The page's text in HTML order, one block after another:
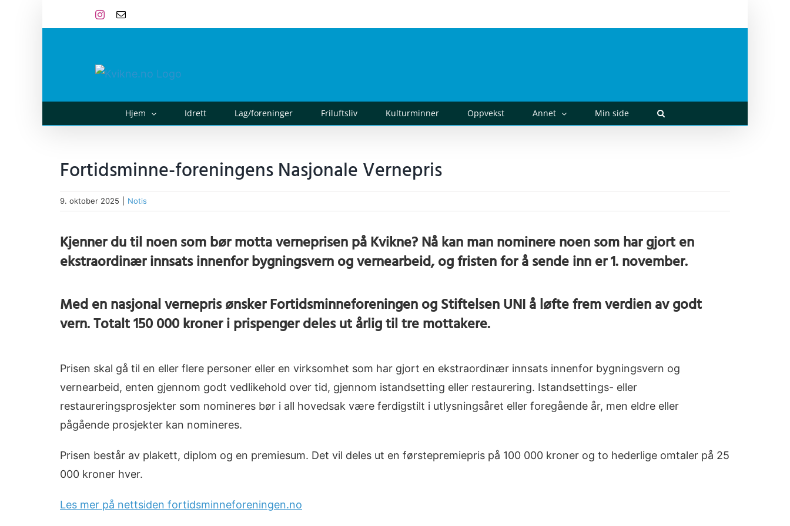
Instagram
E-
Hjem Idrett Lag/foreninger Friluftsliv Kulturminner Oppvekst Annet Min side
Fortidsminne-foreningens Nasjonale Vernepris
9. oktober 2025 Notis
Kjenner du til noen som bør motta verneprisen på Kvikne? Nå kan man nominere noen som har gjort en
ekstraordinær innsats innenfor bygningsvern og vernearbeid, og fristen for å sende inn er 1. november.
Med en nasjonal vernepris ønsker Fortidsminneforeningen og Stiftelsen UNI å løfte frem verdien av godt
vern. Totalt 150 000 kroner i prispenger deles ut årlig til tre mottakere.
Prisen skal gå til en eller flere personer eller en virksomhet som har gjort en ekstraordinær innsats innenfor bygningsvern og
vernearbeid, enten gjennom godt vedlikehold over tid, gjennom istandsetting eller restaurering. Istandsettings- eller
restaureringsprosjekter som nomineres bør i all hovedsak være ferdigstilt i utlysningsåret eller foregående år, men eldre eller
pågående prosjekter kan nomineres.
Prisen består av plakett, diplom og en premiesum. Det vil deles ut en førstepremiepris på 100 000 kroner og to hederlige omtaler på 25
000 kroner hver.
Les mer på nettsiden fortidsminneforeningen.no